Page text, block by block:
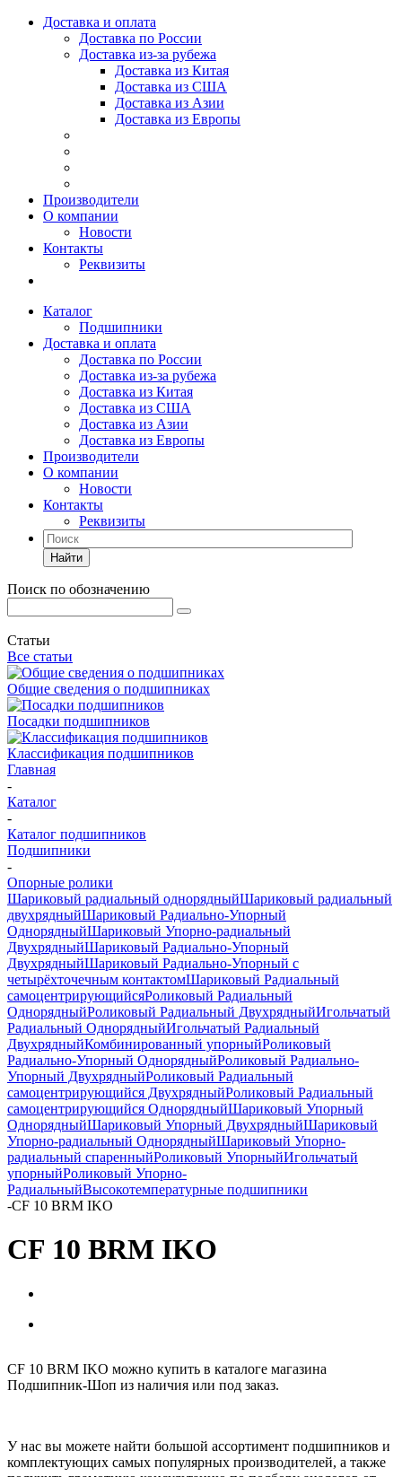
Доставка и оплата
Доставка по России
Доставка из-за рубежа
Доставка из Китая
Доставка из США
Доставка из Азии
Доставка из Европы
Производители
О компании
Новости
Контакты
Реквизиты
Каталог
Подшипники
Доставка и оплата
Доставка по России
Доставка из-за рубежа
Доставка из Китая
Доставка из США
Доставка из Азии
Доставка из Европы
Производители
О компании
Новости
Контакты
Реквизиты
Найти
Поиск по обозначению
Статьи
Все статьи
Общие сведения о подшипниках
Посадки подшипников
Классификация подшипников
Главная
-
Каталог
-
Каталог подшипников
Подшипники
-
Опорные ролики
Шариковый радиальный однорядныйШариковый радиальный
двухрядныйШариковый Радиально-Упорный
ОднорядныйШариковый Упорно-радиальный
ДвухрядныйШариковый Радиально-Упорный
ДвухрядныйШариковый Радиально-Упорный с
четырёхточечным контактомШариковый Радиальный
самоцентрирующийсяРоликовый Радиальный
ОднорядныйРоликовый Радиальный ДвухрядныйИгольчатый
Радиальный ОднорядныйИгольчатый Радиальный
ДвухрядныйКомбинированный упорныйРоликовый
Радиально-Упорный ОднорядныйРоликовый Радиально-
Упорный ДвухрядныйРоликовый Радиальный
самоцентрирующийся ДвухрядныйРоликовый Радиальный
самоцентрирующийся ОднорядныйШариковый Упорный
ОднорядныйШариковый Упорный ДвухрядныйШариковый
Упорно-радиальный ОднорядныйШариковый Упорно-
радиальный спаренныйРоликовый УпорныйИгольчатый
упорныйРоликовый Упорно-
РадиальныйВысокотемпературные подшипники
-CF 10 BRM IKO
CF 10 BRM IKO
CF 10 BRM IKO можно купить в каталоге магазина
Подшипник-Шоп из наличия или под заказ.
У нас вы можете найти большой ассортимент подшипников и
комплектующих самых популярных производителей, а также